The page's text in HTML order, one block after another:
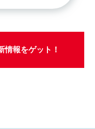
情報をゲット！